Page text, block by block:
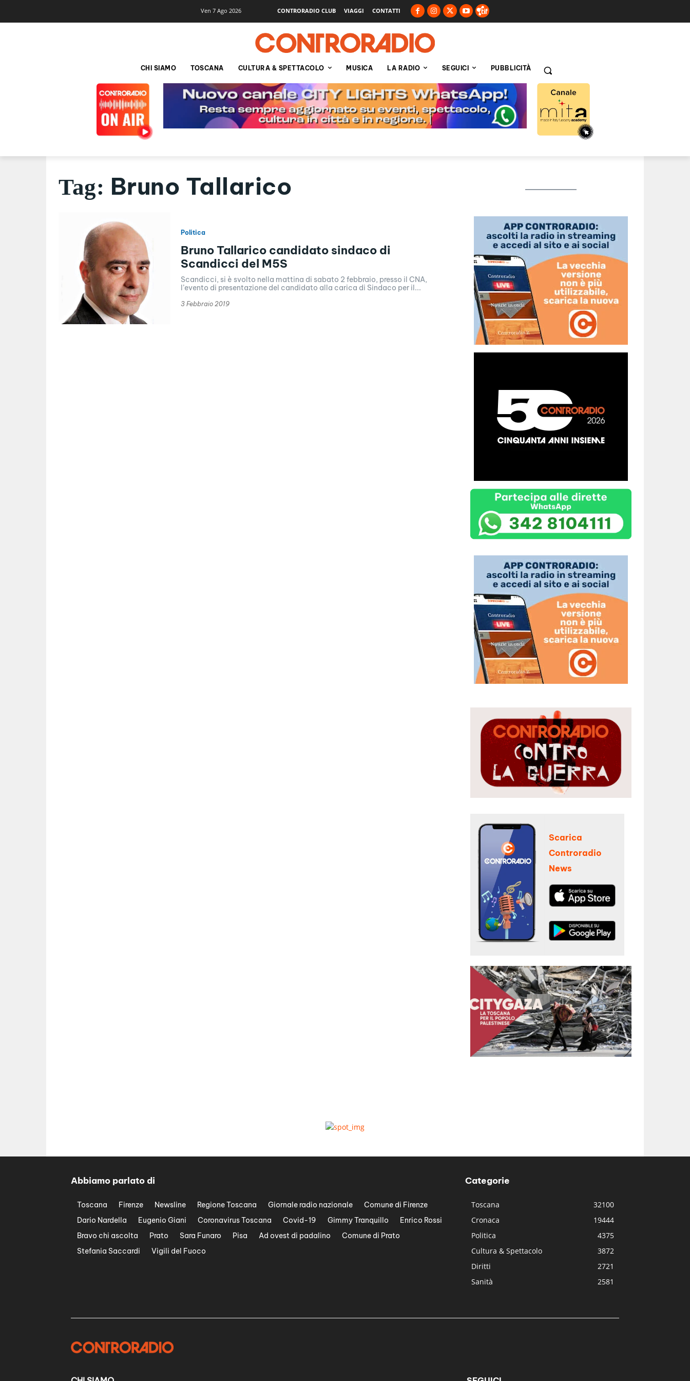
Ven 7 Ago 2026 CONTRORADIO CLUB VIAGGI CONTATTI
CHI SIAMO TOSCANA CULTURA & SPETTACOLO MUSICA LA RADIO SEGUICI PUBBLICITÀ
Tag: Bruno Tallarico
Politica
Bruno Tallarico candidato sindaco di
Scandicci del M5S
Scandicci, si è svolto nella mattina di sabato 2 febbraio, presso il CNA,
l’evento di presentazione del candidato alla carica di Sindaco per il...
3 Febbraio 2019
Scarica
Controradio
News
Abbiamo parlato di
Toscana Firenze Newsline Regione Toscana Giornale radio nazionale
Comune di Firenze
Dario Nardella
Eugenio Giani Coronavirus Toscana Covid-19 Gimmy Tranquillo
Enrico Rossi
Bravo chi ascolta
Prato Sara Funaro Pisa Ad ovest di padalino
Comune di Prato
Stefania Saccardi
Vigili del Fuoco
Categorie
Toscana
32100
Cronaca
19444
Politica
4375
Cultura & Spettacolo
3872
Diritti
2721
Sanità
2581